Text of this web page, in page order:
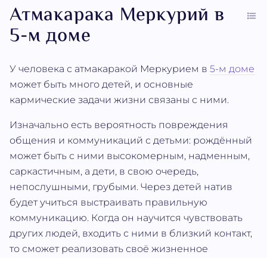
Атмакарака Меркурий в
5-м доме
У человека с атмакаракой Меркурием в 5-м доме
может быть много детей, и основные
кармические задачи жизни связаны с ними.
Изначально есть вероятность повреждения
общения и коммуникаций с детьми: рождённый
может быть с ними высокомерным, надменным,
саркастичным, а дети, в свою очередь,
непослушными, грубыми. Через детей натив
будет учиться выстраивать правильную
коммуникацию. Когда он научится чувствовать
других людей, входить с ними в близкий контакт,
то сможет реализовать своё жизненное